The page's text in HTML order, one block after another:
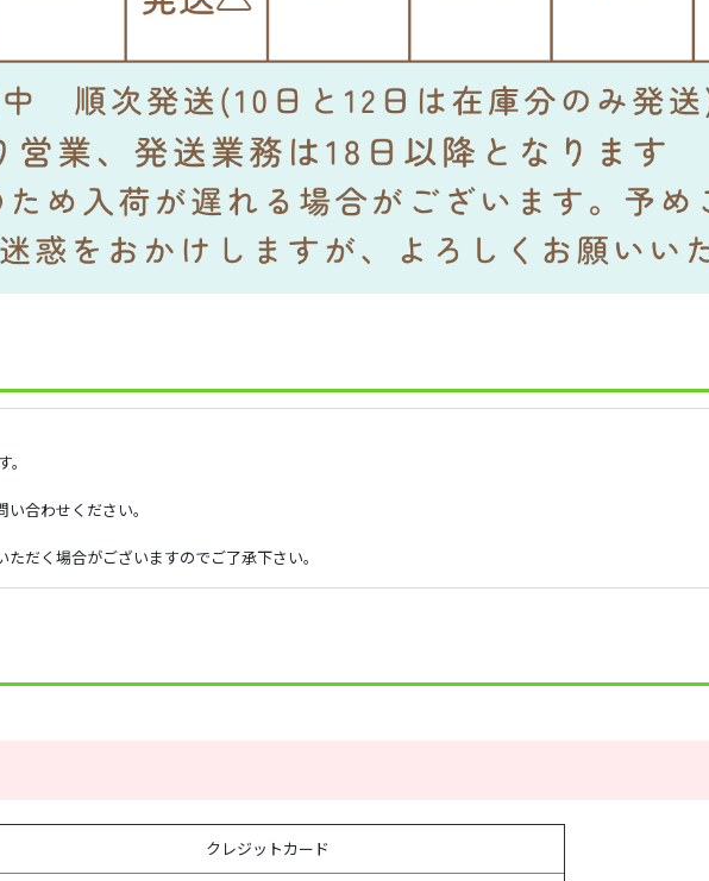
合わせください。
だく場合がございますのでご了承下さい。
クレジットカード